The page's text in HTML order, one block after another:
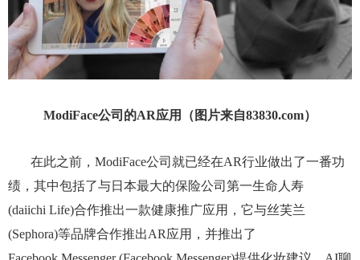
ModiFace公司的AR应用（图片来自83830.com）
在此之前，ModiFace公司就已经在AR行业做出了一番功
绩，其中包括了与日本最大的保险公司第一生命人寿
(daiichi Life)合作推出一款健康推广应用，它与丝芙兰
(Sephora)等品牌合作推出AR应用，并推出了